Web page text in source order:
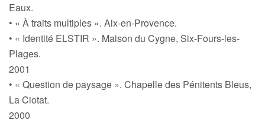
Eaux.
• « À traits multiples ». Aix-en-Provence.
• « Identité ELSTIR ». Maison du Cygne, Six-Fours-les-
Plages.
2001
• « Question de paysage ». Chapelle des Pénitents Bleus,
La Ciotat.
2000